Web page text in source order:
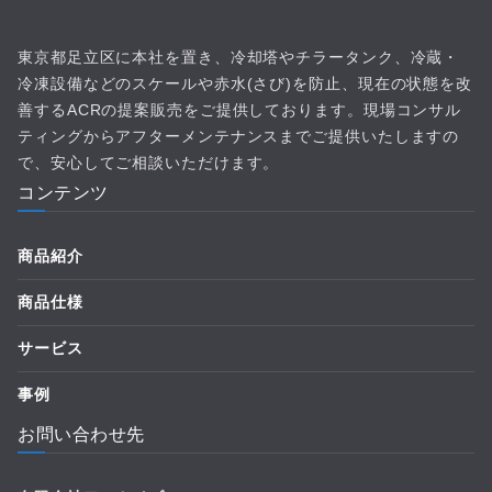
東京都足立区に本社を置き、冷却塔やチラータンク、冷蔵・
冷凍設備などのスケールや赤水(さび)を防止、現在の状態を改
善するACRの提案販売をご提供しております。現場コンサル
ティングからアフターメンテナンスまでご提供いたしますの
で、安心してご相談いただけます。
コンテンツ
商品紹介
商品仕様
サービス
事例
お問い合わせ先